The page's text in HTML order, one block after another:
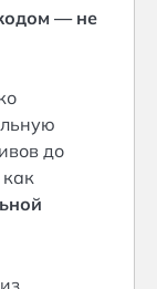
— не
до